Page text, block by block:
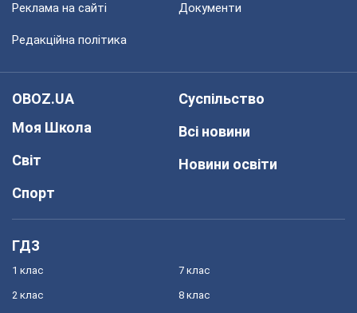
Реклама на сайті Документи
Редакційна політика
OBOZ.UA
Моя Школа
Світ
Спорт
Суспільство
Всі новини
Новини освіти
ГДЗ
1 клас
2 клас
7 клас
8 клас